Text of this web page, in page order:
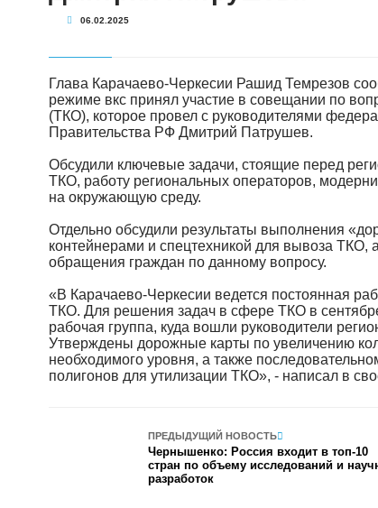
06.02.2025
Глава Карачаево-Черкесии Рашид Темрезов
режиме вкс принял участие в совещании по
(ТКО), которое провел с руководителями
Правительства РФ Дмитрий Патрушев.
Обсудили ключевые задачи, стоящие перед
ТКО, работу региональных операторов,
на окружающую среду.
Отдельно обсудили результаты выполнения
контейнерами и спецтехникой для вывоза ТКО,
обращения граждан по данному вопросу.
«В Карачаево-Черкесии ведется постоянная
ТКО. Для решения задач в сфере ТКО в
рабочая группа, куда вошли руководители
Утверждены дорожные карты по увеличению
необходимого уровня, а также
полигонов для утилизации ТКО», - написал в
ПРЕДЫДУЩИЙ НОВОСТЬ
Чернышенко: Россия входит в топ-10
стран по объему исследований и
разработок